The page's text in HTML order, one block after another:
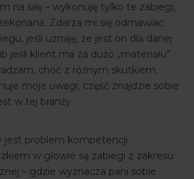
na siłę – wykonuję tylko te zabiegi,
Zdarza mi się odmawiać
jeśli uznaję, że jest on dla danej
jeśli klient ma za dużo „materiału”
choć z różnym skutkiem.
moje uwagi, część znajdzie sobie
w tej branży.
jest problem kompetencji
w głowie są zabiegi z zakresu
– gdzie wyznacza pani sobie